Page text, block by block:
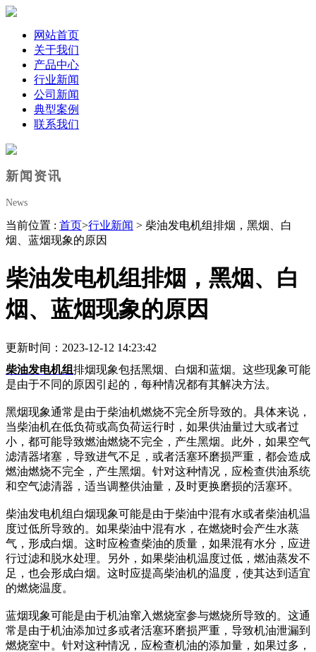
网站首页
关于我们
产品中心
行业新闻
公司新闻
典型案例
联系我们
新闻资讯
News
当前位置 : 首页>行业新闻 > 柴油发电机组排烟，黑烟、白
烟、蓝烟现象的原因
柴油发电机组排烟，黑烟、白
烟、蓝烟现象的原因
更新时间：2023-12-12 14:23:42
柴油发电机组排烟现象包括黑烟、白烟和蓝烟。这些现象可能
是由于不同的原因引起的，每种情况都有其解决方法。
黑烟现象通常是由于柴油机燃烧不完全所导致的。具体来说，
当柴油机在低负荷或高负荷运行时，如果供油量过大或者过
小，都可能导致燃油燃烧不完全，产生黑烟。此外，如果空气
滤清器堵塞，导致进气不足，或者活塞环磨损严重，都会造成
燃油燃烧不完全，产生黑烟。针对这种情况，应检查供油系统
和空气滤清器，适当调整供油量，及时更换磨损的活塞环。
柴油发电机组白烟现象可能是由于柴油中混有水或者柴油机温
度过低所导致的。如果柴油中混有水，在燃烧时会产生水蒸
气，形成白烟。这时应检查柴油的质量，如果混有水分，应进
行过滤和脱水处理。另外，如果柴油机温度过低，燃油蒸发不
足，也会形成白烟。这时应提高柴油机的温度，使其达到适宜
的燃烧温度。
蓝烟现象可能是由于机油窜入燃烧室参与燃烧所导致的。这通
常是由于机油添加过多或者活塞环磨损严重，导致机油泄漏到
燃烧室中。针对这种情况，应检查机油的添加量，如果过多，